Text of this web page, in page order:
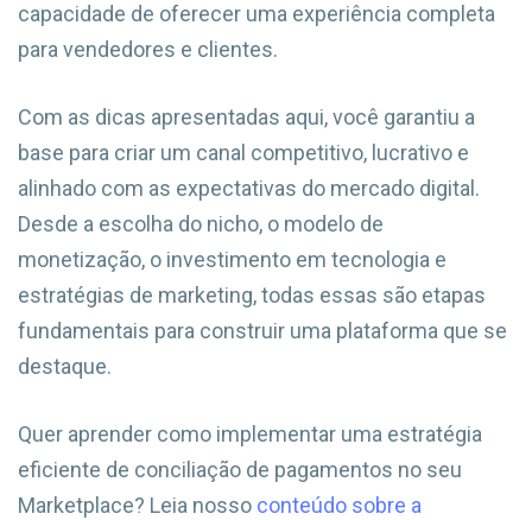
capacidade de oferecer uma experiência completa
para vendedores e clientes.
Com as dicas apresentadas aqui, você garantiu a
base para criar um canal competitivo, lucrativo e
alinhado com as expectativas do mercado digital.
Desde a escolha do nicho, o modelo de
monetização, o investimento em tecnologia e
estratégias de marketing, todas essas são etapas
fundamentais para construir uma plataforma que se
destaque.
Quer aprender como implementar uma estratégia
eficiente de conciliação de pagamentos no seu
Marketplace? Leia nosso conteúdo sobre a